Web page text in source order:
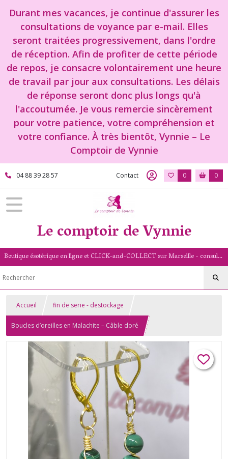
Durant mes vacances, je continue d'assurer les
consultations de voyance par e-mail. Elles
seront traitées progressivement, dans l'ordre
de réception. Afin de profiter de cette période
de repos, je consacre volontairement une heure
de travail par jour aux consultations. Les délais
de réponse seront donc plus longs qu'à
l'accoutumée. Je vous remercie sincèrement
pour votre patience, votre compréhension et
votre confiance. À très bientôt, Vynnie – Le
Comptoir de Vynnie
04 88 39 28 57 Contact 0 0
Le comptoir de Vynnie
Boutique ésotérique en ligne et CLICK-and-COLLECT sur Marseille - consultation de voyance par mail - livret numérologique (13/PACA)
Accueil fin de serie - destockage
Boucles d’oreilles en Malachite – Câble doré